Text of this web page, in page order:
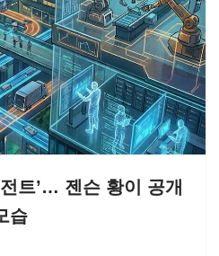
트’… 젠슨 황이 공개
습